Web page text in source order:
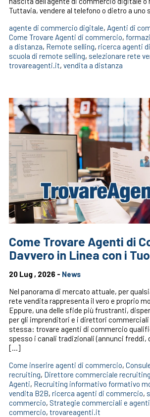
Tuttavia, vendere al telefono o dietro a
agente di commercio digitale, Agenti di
Come Trovare Agenti di commercio,
a distanza, Remote selling, ricerca agenti
scuola di remote selling, selezionare rete
trovareagenti.it, vendita a distanza
Come Trovare Agenti di
Davvero in Linea con i
20 Lug , 2026 - News
Nel panorama di mercato attuale, per
rete vendita rappresenta il vero e proprio
Eppure, una delle sfide più frustranti,
per gli imprenditori e i direttori commerciali
stessa: trovare agenti di commercio
spesso i canali tradizionali (annunci freddi,
[…]
Come inserire agenti di commercio,
recruiting, Direttore commerciale recruiting
Agenti, Recruiting informativo formativo
vendita B2B, ricerca agenti di commercio,
commercio, Strategie commerciali e agenti
commercio, trovareagenti.it